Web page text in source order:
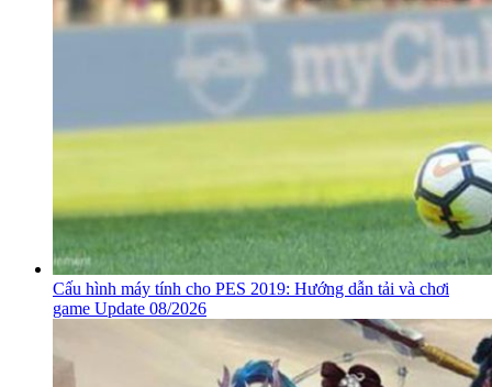
Cấu hình máy tính cho PES 2019: Hướng dẫn tải và chơi
game Update 08/2026